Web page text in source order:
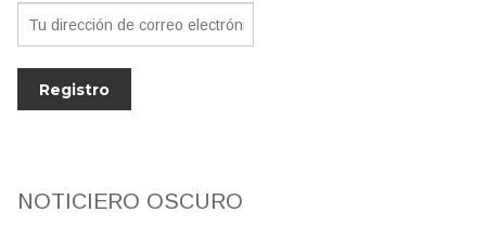
NOTICIERO OSCURO